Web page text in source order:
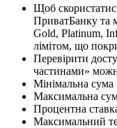
Щоб
ПриватБанку та
Gold, Platinum,
лімітом, що
Перевірити
частинами»
Мінімальна сума
Максимальна
Процентна
Максимальний